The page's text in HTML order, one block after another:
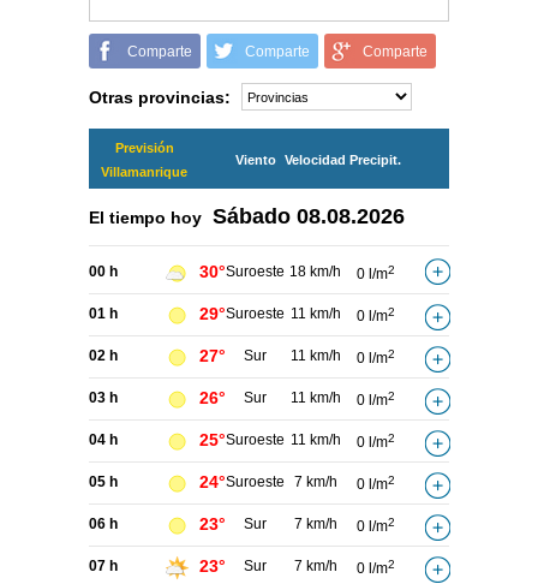
Comparte Comparte Comparte
Otras provincias:
Previsión
Villamanrique
Viento Velocidad Precipit.
El tiempo hoy Sábado 08.08.2026
00 h 30°Suroeste 18 km/h 0 l/m2
01 h 29°Suroeste 11 km/h 0 l/m2
02 h 27° Sur 11 km/h 0 l/m2
03 h 26° Sur 11 km/h 0 l/m2
04 h 25°Suroeste 11 km/h 0 l/m2
05 h 24°Suroeste 7 km/h 0 l/m2
06 h 23° Sur 7 km/h 0 l/m2
07 h 23° Sur 7 km/h 0 l/m2